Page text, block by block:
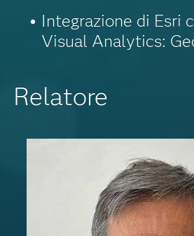
Integrazione di Esri
Visual Analytics:
Relatore